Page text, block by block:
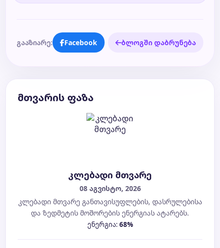
გააზიარე: Facebook ბლოგში დაბრუნება
მთვარის ფაზა
კლებადი მთვარე
08 აგვისტო, 2026
კლებადი მთვარე განთავისუფლების, დასრულებისა
და ზედმეტის მოშორების ენერგიას ატარებს.
ენერგია: 68%